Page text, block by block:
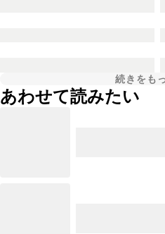
続きをも
あわせて読みたい